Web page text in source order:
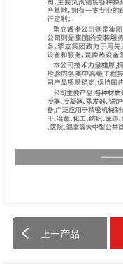
上一产品